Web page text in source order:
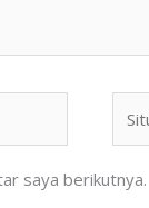
Web
saya berikutnya.